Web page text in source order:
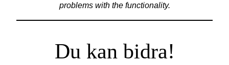
problems with the functionality.
Du kan bidra!